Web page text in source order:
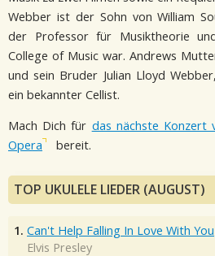
Webber ist der Sohn von William
der Professor für Musiktheorie
College of Music war. Andrews
und sein Bruder Julian Lloyd
ein bekannter Cellist.
Mach Dich für das nächste Konzert
Opera
bereit.
TOP UKULELE LIEDER (AUGUST)
1. Can't Help Falling In Love With You
Elvis Presley